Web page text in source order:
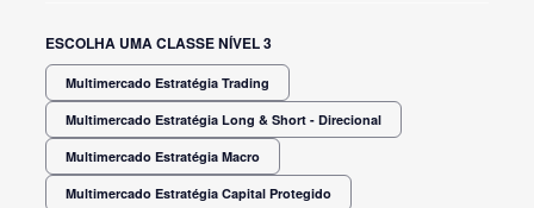
ESCOLHA UMA CLASSE NÍVEL 3
Multimercado Estratégia Trading
Multimercado Estratégia Long & Short - Direcional
Multimercado Estratégia Macro
Multimercado Estratégia Capital Protegido